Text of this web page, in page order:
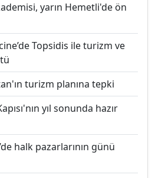
yarın Hemetli'de ön
Topsidis ile turizm ve
turizm planına tepki
yıl sonunda hazır
halk pazarlarının günü